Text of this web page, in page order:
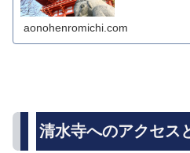
aonohenromichi.com
清水寺へのアクセス